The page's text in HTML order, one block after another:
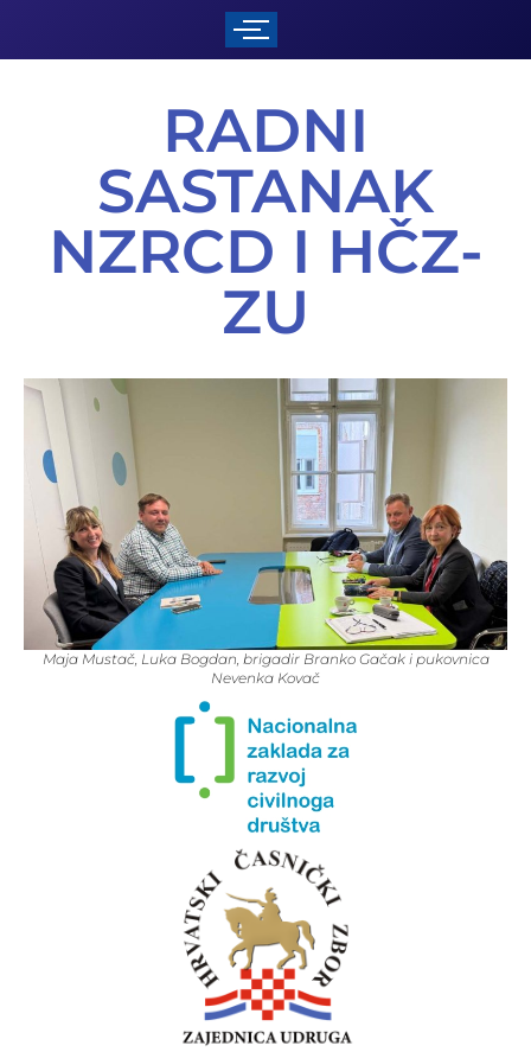
RADNI
SASTANAK
NZRCD I HČZ-
ZU
Maja Mustač, Luka Bogdan, brigadir Branko Gačak i pukovnica
Nevenka Kovač